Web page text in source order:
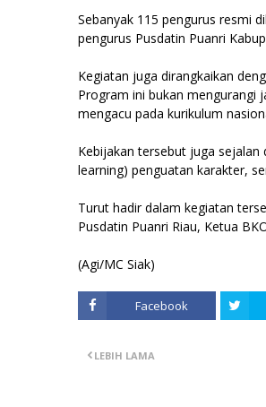
Sebanyak 115 pengurus resmi
pengurus Pusdatin Puanri
Kegiatan juga dirangkaikan
Program ini bukan mengurangi
mengacu pada kurikulum
Kebijakan tersebut juga sejalan
learning) penguatan karakter,
Turut hadir dalam kegiatan
Pusdatin Puanri Riau, Ketua
(Agi/MC Siak)
Facebook
LEBIH LAMA